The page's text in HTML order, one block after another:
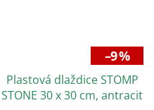
–9 %
Plastová dlaždice STOMP
STONE 30 x 30 cm, antracit